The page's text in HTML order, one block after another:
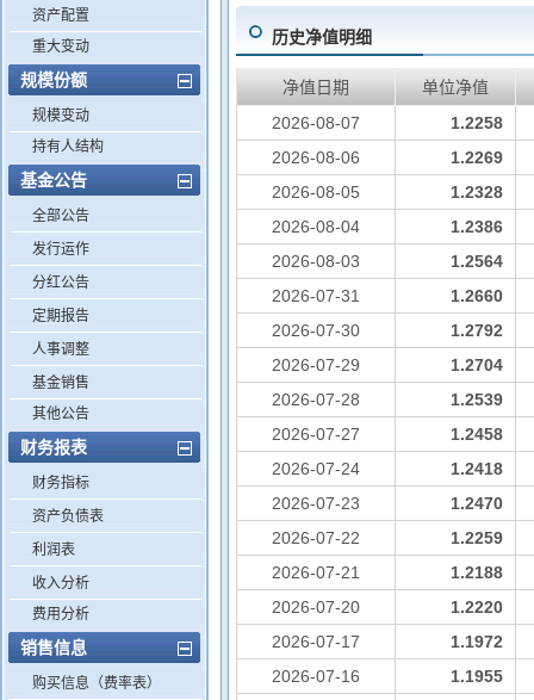
资产配置
重大变动
规模份额
规模变动
持有人结构
基金公告
全部公告
发行运作
分红公告
定期报告
人事调整
基金销售
其他公告
财务报表
财务指标
资产负债表
利润表
收入分析
费用分析
销售信息
购买信息（费率表）
历史净值明细
净值日期
单位净值
2026-08-07
1.2258
2026-08-06
1.2269
2026-08-05
1.2328
2026-08-04
1.2386
2026-08-03
1.2564
2026-07-31
1.2660
2026-07-30
1.2792
2026-07-29
1.2704
2026-07-28
1.2539
2026-07-27
1.2458
2026-07-24
1.2418
2026-07-23
1.2470
2026-07-22
1.2259
2026-07-21
1.2188
2026-07-20
1.2220
2026-07-17
1.1972
2026-07-16
1.1955